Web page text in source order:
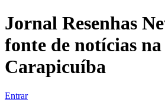
Jornal Resenhas
fonte de notícias
Carapicuíba
Entrar